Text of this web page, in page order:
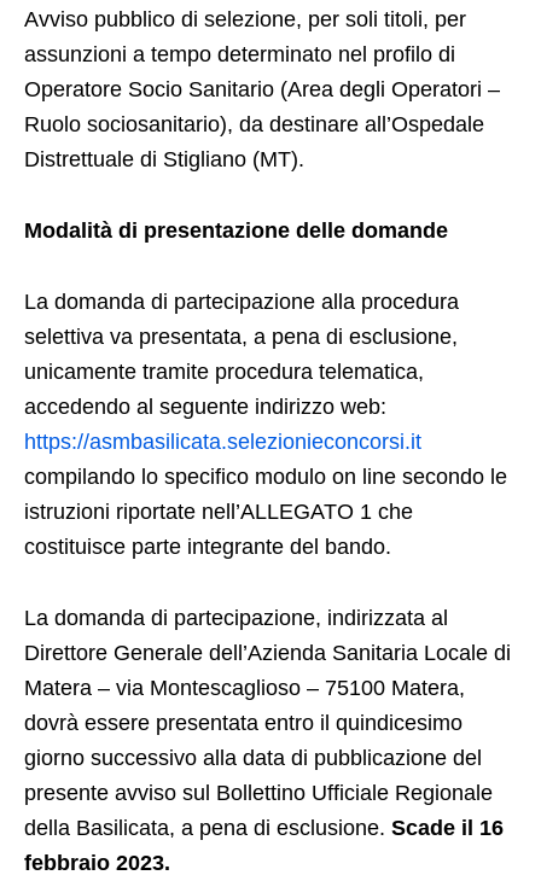
Avviso pubblico di selezione, per soli titoli, per
assunzioni a tempo determinato nel profilo di
Operatore Socio Sanitario (Area degli Operatori –
Ruolo sociosanitario), da destinare all’Ospedale
Distrettuale di Stigliano (MT).
Modalità di presentazione delle domande
La domanda di partecipazione alla procedura
selettiva va presentata, a pena di esclusione,
unicamente tramite procedura telematica,
accedendo al seguente indirizzo web:
https://asmbasilicata.selezionieconcorsi.it
compilando lo specifico modulo on line secondo le
istruzioni riportate nell’ALLEGATO 1 che
costituisce parte integrante del bando.
La domanda di partecipazione, indirizzata al
Direttore Generale dell’Azienda Sanitaria Locale di
Matera – via Montescaglioso – 75100 Matera,
dovrà essere presentata entro il quindicesimo
giorno successivo alla data di pubblicazione del
presente avviso sul Bollettino Ufficiale Regionale
della Basilicata, a pena di esclusione. Scade il 16
febbraio 2023.